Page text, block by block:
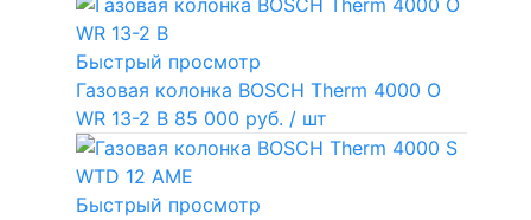
Быстрый просмотр
Газовая колонка BOSCH Therm 4000 O
WR 13-2 В 85 000 руб. / шт
Быстрый просмотр